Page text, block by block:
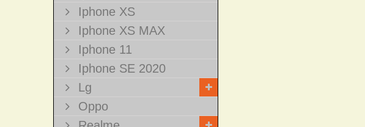
Iphone XS
Iphone XS MAX
Iphone 11
Iphone SE 2020
Lg
Oppo